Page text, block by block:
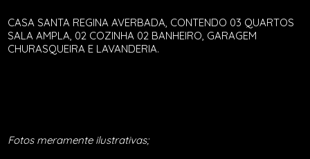
CASA SANTA REGINA AVERBADA, CONTENDO 03 QUARTOS
SALA AMPLA, 02 COZINHA 02 BANHEIRO, GARAGEM
CHURASQUEIRA E LAVANDERIA.
Fotos meramente ilustrativas;